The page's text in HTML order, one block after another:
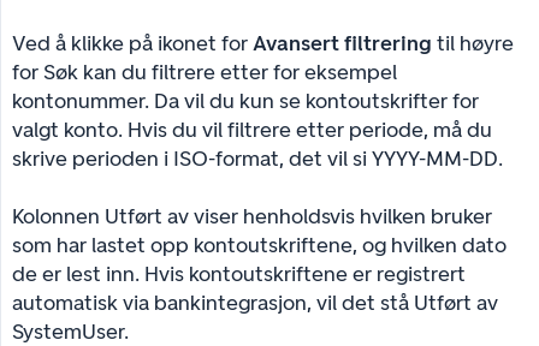
Ved å klikke på ikonet forAvansert filtrering til høyre
for Søk kan du filtrere etter for eksempel
kontonummer. Da vil du kun se kontoutskrifter for
valgt konto. Hvis du vil filtrere etter periode, må du
skrive perioden i ISO-format, det vil si YYYY-MM-DD.
Kolonnen Utført av viser henholdsvis hvilken bruker
som har lastet opp kontoutskriftene, og hvilken dato
de er lest inn. Hvis kontoutskriftene er registrert
automatisk via bankintegrasjon, vil det stå Utført av
SystemUser.